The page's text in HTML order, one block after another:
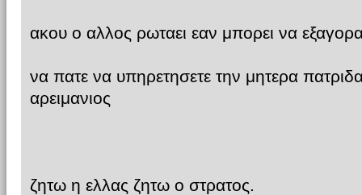
ακου ο αλλος ρωταει εαν μπορει να
να πατε να υπηρετησετε την μητερα πατριδα
αρειμανιος
ζητω η ελλας ζητω ο στρατος.